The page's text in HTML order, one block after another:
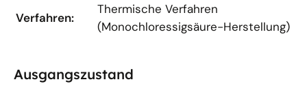
Verfahren:
Thermische Verfahren
(Monochloressigsäure-Herstellung)
Ausgangszustand